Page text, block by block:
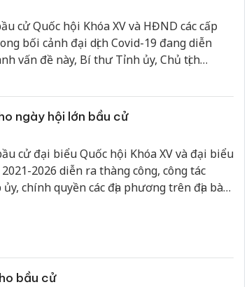
cử Quốc hội Khóa XV và HĐND các cấp
bối cảnh đại dịch Covid-19 đang diễn
vấn đề này, Bí thư Tỉnh ủy, Chủ tịch
viên.
ngày hội lớn bầu cử
cử đại biểu Quốc hội Khóa XV và đại biểu
2026 diễn ra thàng công, công tác
ủy, chính quyền các địa phương trên địa bàn
bầu cử
Công an Thanh Hóa
tìm bị hại trong vụ
bán yến sào giả
buôn bán bình sữa
Moyuum giả
thú